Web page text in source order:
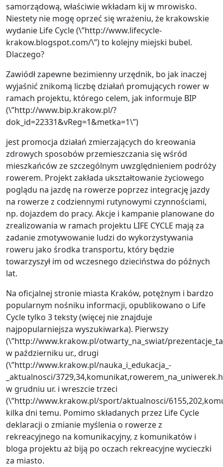
samorządową, właściwie wkładam kij w mrowisko.
Niestety nie mogę oprzeć się wrażeniu, że krakowskie
wydanie Life Cycle (\”http://www.lifecycle-
krakow.blogspot.com/\”) to kolejny miejski bubel.
Dlaczego?
Zawiódł zapewne bezimienny urzędnik, bo jak inaczej
wyjaśnić znikomą liczbę działań promujących rower w
ramach projektu, którego celem, jak informuje BIP
(\”http://www.bip.krakow.pl/?
dok_id=22331&vReg=1&metka=1\”)
jest promocja działań zmierzających do kreowania
zdrowych sposobów przemieszczania się wśród
mieszkańców ze szczególnym uwzględnieniem podróży
rowerem. Projekt zakłada ukształtowanie życiowego
poglądu na jazdę na rowerze poprzez integrację jazdy
na rowerze z codziennymi rutynowymi czynnościami,
np. dojazdem do pracy. Akcje i kampanie planowane do
zrealizowania w ramach projektu LIFE CYCLE mają za
zadanie zmotywowanie ludzi do wykorzystywania
roweru jako środka transportu, który będzie
towarzyszył im od wczesnego dzieciństwa do późnych
lat.
Na oficjalnej stronie miasta Kraków, potężnym i bardzo
popularnym nośniku informacji, opublikowano o Life
Cycle tylko 3 teksty (więcej nie znajduje
najpopularniejsza wyszukiwarka). Pierwszy
(\”http://www.krakow.pl/otwarty_na_swiat/
w październiku ur., drugi
(\”http://www.krakow.pl/nauka_i_edukacja_-
_aktualnosci/
w grudniu ur. i wreszcie trzeci
(\”http://www.krakow.pl/sport/aktualnosci/
kilka dni temu. Pomimo składanych przez Life Cycle
deklaracji o zmianie myślenia o rowerze z
rekreacyjnego na komunikacyjny, z komunikatów i
bloga projektu aż biją po oczach rekreacyjne wycieczki
za miasto.